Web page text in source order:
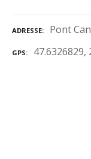
ADRESSE Pont
GPS 47.6326829,